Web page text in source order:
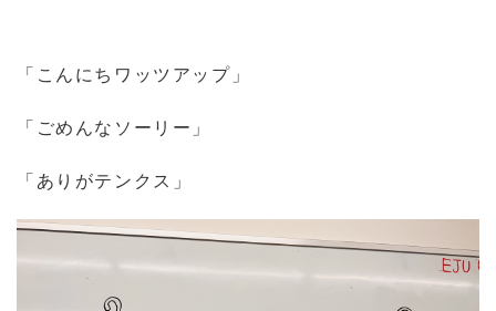
「こんにちワッツアップ」
「ごめんなソーリー」
「ありがテンクス」